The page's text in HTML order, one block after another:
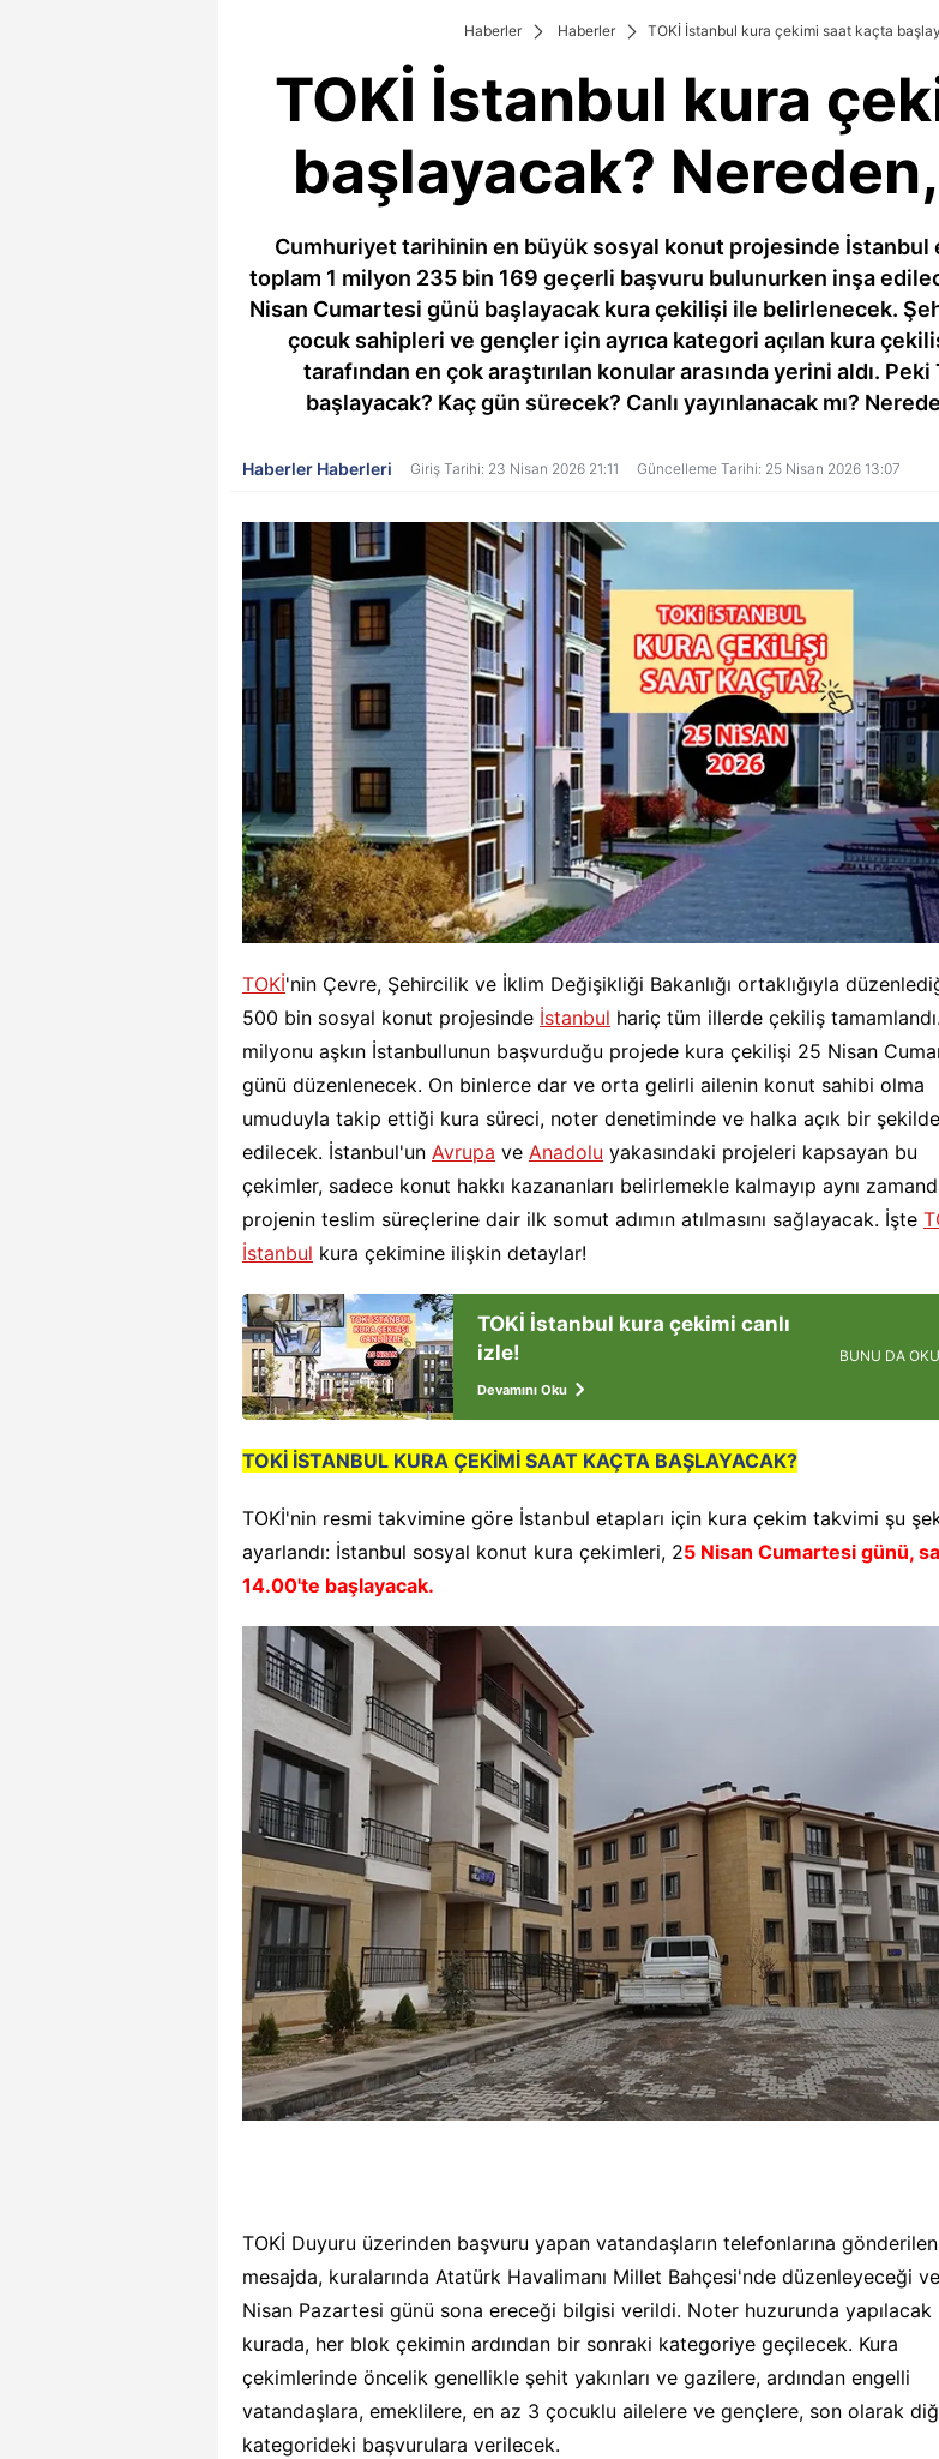
Haberler Haberler TOKİ İstanbul kura çekimi saat kaçta
TOKİ İstanbul kura
başlayacak?
Cumhuriyet tarihinin en büyük sosyal konut projesinde
toplam 1 milyon 235 bin 169 geçerli başvuru bulunurken inşa
Nisan Cumartesi günü başlayacak kura çekilişi ile belirlenecek.
çocuk sahipleri ve gençler için ayrıca kategori açılan kura
tarafından en çok araştırılan konular arasında yerini aldı.
başlayacak? Kaç gün sürecek? Canlı yayınlanacak mı?
Haberler Haberleri Giriş Tarihi: 23 Nisan 2026 21:11 Güncelleme Tarihi: 25 Nisan 2026 13:07
TOKİ'nin Çevre, Şehircilik ve İklim Değişikliği Bakanlığı ortaklığıyla
500 bin sosyal konut projesinde İstanbul hariç tüm illerde çekiliş
milyonu aşkın İstanbullunun başvurduğu projede kura çekilişi 25 Nisan
günü düzenlenecek. On binlerce dar ve orta gelirli ailenin konut sahibi olma
umuduyla takip ettiği kura süreci, noter denetiminde ve halka açık bir
edilecek. İstanbul'un Avrupa ve Anadolu yakasındaki projeleri kapsayan bu
çekimler, sadece konut hakkı kazananları belirlemekle kalmayıp aynı
projenin teslim süreçlerine dair ilk somut adımın atılmasını sağlayacak. İşte
İstanbul kura çekimine ilişkin detaylar!
TOKİ İstanbul kura çekimi canlı
izle!
Devamını Oku
BUNU DA OKU
TOKİ İSTANBUL KURA ÇEKİMİ SAAT KAÇTA BAŞLAYACAK?
TOKİ'nin resmi takvimine göre İstanbul etapları için kura çekim takvimi şu
ayarlandı: İstanbul sosyal konut kura çekimleri, 25 Nisan Cumartesi günü,
14.00'te başlayacak.
TOKİ Duyuru üzerinden başvuru yapan vatandaşların telefonlarına gönderilen
mesajda, kuralarında Atatürk Havalimanı Millet Bahçesi'nde düzenleyeceği
Nisan Pazartesi günü sona ereceği bilgisi verildi. Noter huzurunda yapılacak
kurada, her blok çekimin ardından bir sonraki kategoriye geçilecek. Kura
çekimlerinde öncelik genellikle şehit yakınları ve gazilere, ardından engelli
vatandaşlara, emeklilere, en az 3 çocuklu ailelere ve gençlere, son olarak
kategorideki başvurulara verilecek.